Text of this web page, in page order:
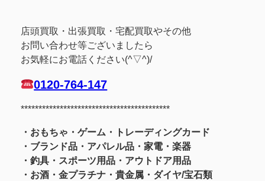
店頭買取・出張買取・宅配買取やその他
お問い合わせ等ございましたら
お気軽にお電話ください(^▽^)/
0120-764-147
******************************************
・おもちゃ・ゲーム・トレーディングカード
・ブランド品・アパレル品・家電・楽器
・釣具・スポーツ用品・アウトドア用品
・お酒・金プラチナ・貴金属・ ダイヤ/宝石類